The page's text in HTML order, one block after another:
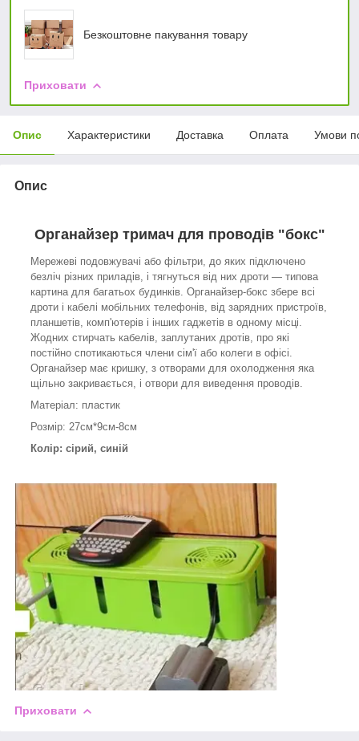
Безкоштовне пакування товару
Приховати
Опис Характеристики Доставка Оплата Умови
Опис
Органайзер тримач для проводів "бокс"
Мережеві подовжувачі або фільтри, до яких підключено
безліч різних приладів, і тягнуться від них дроти — типова
картина для багатьох будинків. Органайзер-бокс збере всі
дроти і кабелі мобільних телефонів, від зарядних пристроїв,
планшетів, комп'ютерів і інших гаджетів в одному місці.
Жодних стирчать кабелів, заплутаних дротів, про які
постійно спотикаються члени сім'ї або колеги в офісі.
Органайзер має кришку, з отворами для охолодження яка
щільно закривається, і отвори для виведення проводів.
Матеріал: пластик
Розмір: 27см*9см-8см
Колір: сірий, синій
Приховати